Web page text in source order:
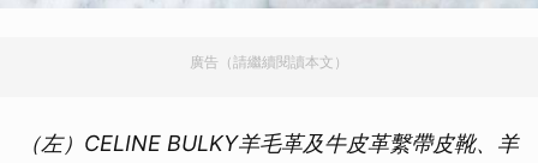
廣告（請繼續閱讀本文）
（左）CELINE BULKY羊毛革及牛皮革繫帶皮靴、羊